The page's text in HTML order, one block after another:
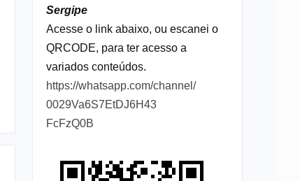
Sergipe
Acesse o link abaixo, ou escanei o
QRCODE, para ter acesso a
variados conteúdos.
https://whatsapp.com/channel/
0029Va6S7EtDJ6H43
FcFzQ0B